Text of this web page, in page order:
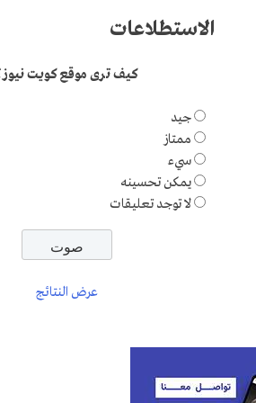
الاستطلاعات
كيف ترى موقع كويت
جيد
ممتاز
سيء
يمكن تحسينه
لا توجد تعليقات
عرض النتائج